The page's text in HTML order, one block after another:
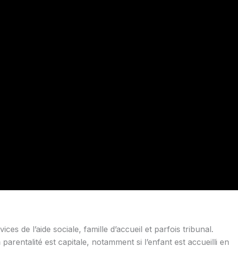
de l’aide sociale, famille d’accueil et parfois tribunal.
est capitale, notamment si l’enfant est accueilli en